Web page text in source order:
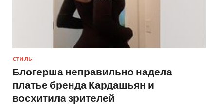
СТИЛЬ
Блогерша неправильно надела
платье бренда Кардашьян и
восхитила зрителей